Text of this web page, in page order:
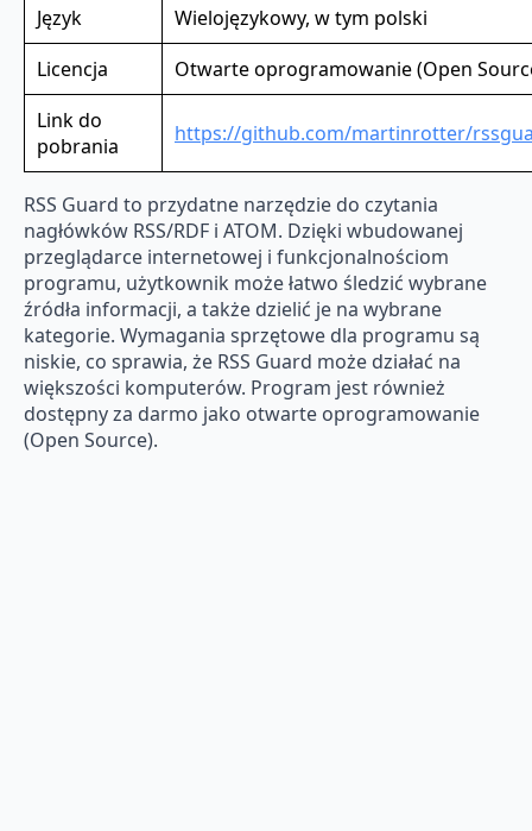
Język
Wielojęzykowy, w tym polski
Licencja
Otwarte oprogramowanie (Open
Link do
pobrania
https://github.com/martinrotter/
RSS Guard to przydatne narzędzie do czytania
nagłówków RSS/RDF i ATOM. Dzięki wbudowanej
przeglądarce internetowej i funkcjonalnościom
programu, użytkownik może łatwo śledzić wybrane
źródła informacji, a także dzielić je na wybrane
kategorie. Wymagania sprzętowe dla programu są
niskie, co sprawia, że RSS Guard może działać na
większości komputerów. Program jest również
dostępny za darmo jako otwarte oprogramowanie
(Open Source).